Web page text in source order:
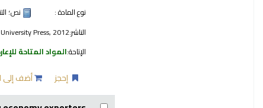
نوع المادة :
نص؛
الناشر:Press, 2012
الإتاحة:المواد المتاحة
إحجز أضف إلى